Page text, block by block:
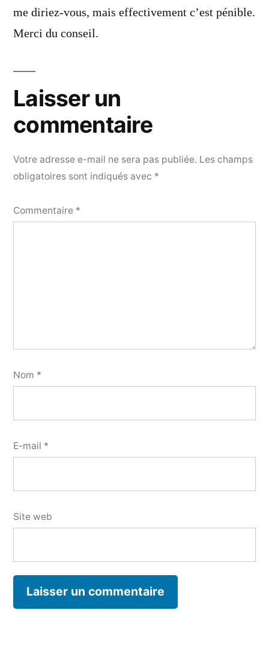
me diriez-vous, mais effectivement c’est pénible.
Merci du conseil.
Laisser un
commentaire
Votre adresse e-mail ne sera pas publiée. Les champs
obligatoires sont indiqués avec *
Commentaire *
Nom *
E-mail *
Site web